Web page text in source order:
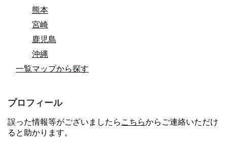
熊本
宮崎
鹿児島
沖縄
一覧マップから探す
プロフィール
誤った情報等がございましたら こちらからご連絡いただけ
ると助かります。